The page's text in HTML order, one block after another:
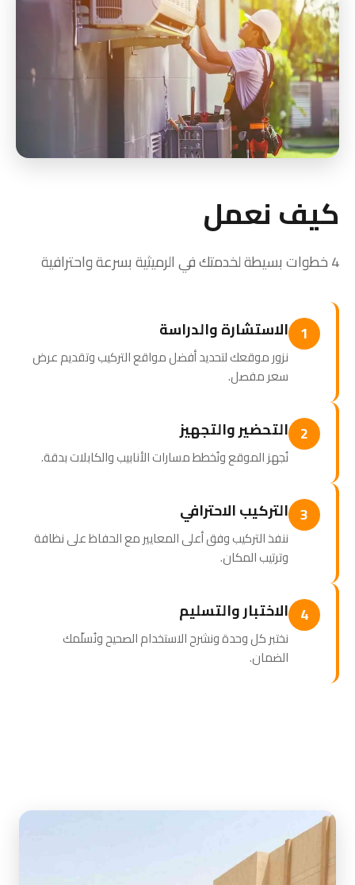
كيف نعمل
4 خطوات بسيطة لخدمتك في الرميثية بسرعة واحترافية
1 الاستشارة والدراسة
نزور موقعك لتحديد أفضل مواقع التركيب وتقديم عرض
سعر مفصل.
2 التحضير والتجهيز
نُجهز الموقع ونُخطط مسارات الأنابيب والكابلات بدقة.
3 التركيب الاحترافي
ننفذ التركيب وفق أعلى المعايير مع الحفاظ على نظافة
وترتيب المكان.
4 الاختبار والتسليم
نختبر كل وحدة ونشرح الاستخدام الصحيح ونُسلّمك
الضمان.